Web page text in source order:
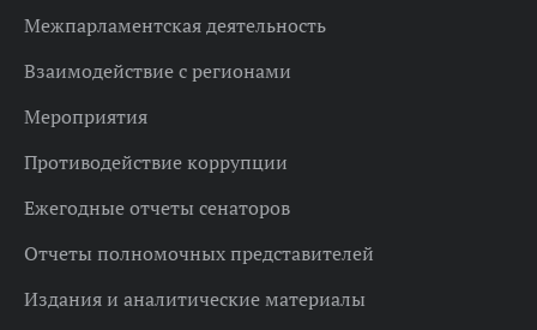
Межпарламентская деятельность
Взаимодействие с регионами
Мероприятия
Противодействие коррупции
Ежегодные отчеты сенаторов
Отчеты полномочных представителей
Издания и аналитические материалы